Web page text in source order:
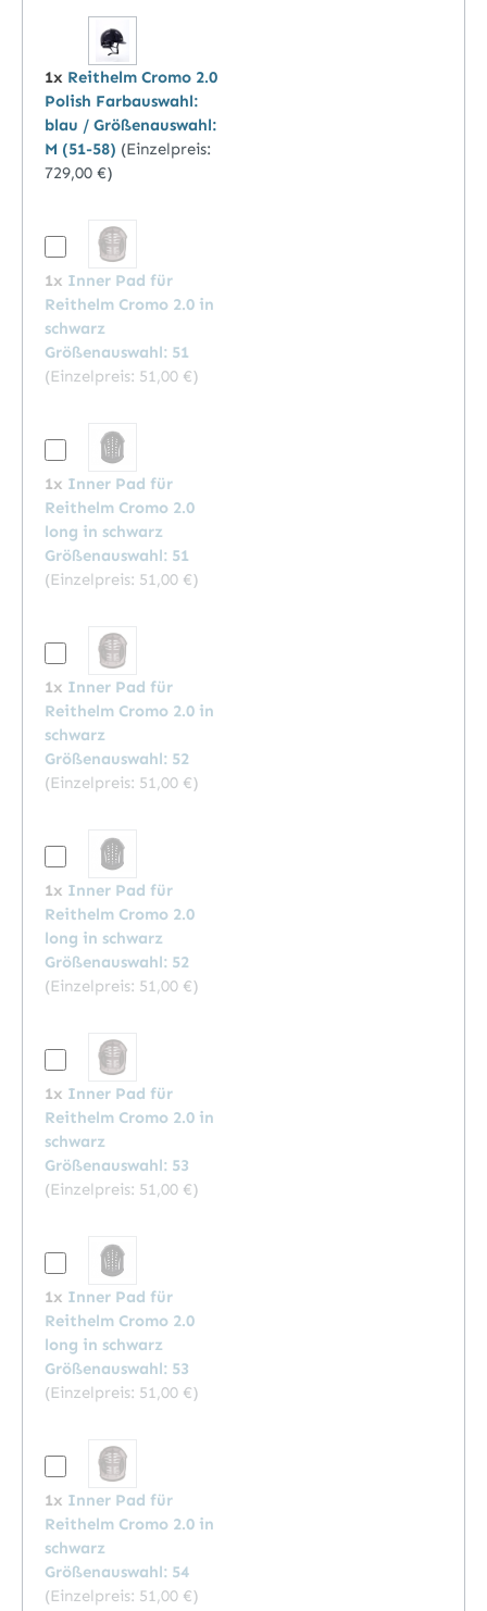
1x Reithelm Cromo 2.0
Polish Farbauswahl:
blau / Größenauswahl:
M (51-58) (Einzelpreis:
729,00 €)
1x Inner Pad für
Reithelm Cromo 2.0 in
schwarz
Größenauswahl: 51
(Einzelpreis: 51,00 €)
1x Inner Pad für
Reithelm Cromo 2.0
long in schwarz
Größenauswahl: 51
(Einzelpreis: 51,00 €)
1x Inner Pad für
Reithelm Cromo 2.0 in
schwarz
Größenauswahl: 52
(Einzelpreis: 51,00 €)
1x Inner Pad für
Reithelm Cromo 2.0
long in schwarz
Größenauswahl: 52
(Einzelpreis: 51,00 €)
1x Inner Pad für
Reithelm Cromo 2.0 in
schwarz
Größenauswahl: 53
(Einzelpreis: 51,00 €)
1x Inner Pad für
Reithelm Cromo 2.0
long in schwarz
Größenauswahl: 53
(Einzelpreis: 51,00 €)
1x Inner Pad für
Reithelm Cromo 2.0 in
schwarz
Größenauswahl: 54
(Einzelpreis: 51,00 €)